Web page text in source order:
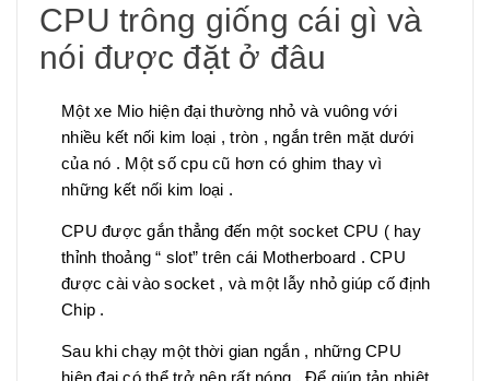
CPU trông giống cái gì và
nói được đặt ở đâu
Một xe Mio hiện đại thường nhỏ và vuông với
nhiều kết nối kim loại , tròn , ngắn trên mặt dưới
của nó . Một số cpu cũ hơn có ghim thay vì
những kết nối kim loại .
CPU được gắn thẳng đến một socket CPU ( hay
thỉnh thoảng “ slot” trên cái Motherboard . CPU
được cài vào socket , và một lẫy nhỏ giúp cố định
Chip .
Sau khi chạy một thời gian ngắn , những CPU
hiện đại có thể trở nên rất nóng . Để giúp tản nhiệt